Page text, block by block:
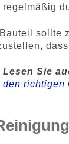
sollte
Lesen Sie
den richtigen